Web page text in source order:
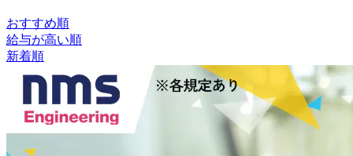
おすすめ順
給与が高い順
新着順